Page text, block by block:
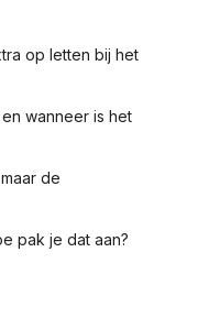
op letten bij het
wanneer is het
de
pak je dat aan?